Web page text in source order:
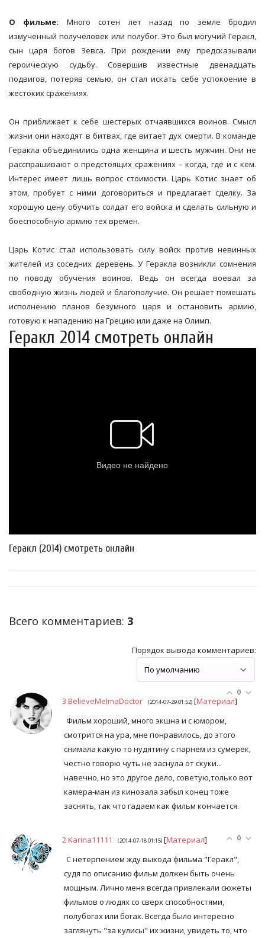
О фильме: Много сотен лет назад по земле бродил
измученный получеловек или полубог. Это был могучий Геракл,
сын царя богов Зевса. При рождении ему предсказывали
героическую судьбу. Совершив известные двенадцать
подвигов, потеряв семью, он стал искать себе успокоение в
жестоких сражениях.
Он приближает к себе шестерых отчаявшихся воинов. Смысл
жизни они находят в битвах, где витает дух смерти. В команде
Геракла объединились одна женщина и шесть мужчин. Они не
расспрашивают о предстоящих сражениях – когда, где и с кем.
Интерес имеет лишь вопрос стоимости. Царь Котис знает об
этом, пробует с ними договориться и предлагает сделку. За
хорошую цену обучить солдат его войска и сделать сильную и
боеспособную армию тех времен.
Царь Котис стал использовать силу войск против невинных
жителей из соседних деревень. У Геракла возникли сомнения
по поводу обучения воинов. Ведь он всегда воевал за
свободную жизнь людей и благополучие. Он решает помешать
исполнению планов безумного царя и остановить армию,
готовую к нападению на Грецию или даже на Олимп.
Геракл 2014 смотреть онлайн
Геракл (2014) смотреть онлайн
Всего комментариев: 3
Порядок вывода комментариев:
0
3 BelieveMeImaDoctor (2014-07-29 01:52) [Материал]
Фильм хороший, много экшна и с юмором,
смотрится на ура, мне понравилось, до этого
снимала какую то нудятину с парнем из сумерек,
честно говорю чуть не заснула от скуки...
навечно, но это другое дело, советую,только вот
камера-ман из кинозала забыл конец тоже
заснять, так что гадаем как фильм кончается.
0
2 Karina11111 (2014-07-18 01:15) [Материал]
С нетерпением жду выхода фильма "Геракл",
судя по описанию фильм должен быть очень
мощным. Лично меня всегда привлекали сюжеты
фильмов о людях со сверх способностями,
полубогах или богах. Всегда было интересно
заглянуть "за кулисы" их жизни, увидеть то, что